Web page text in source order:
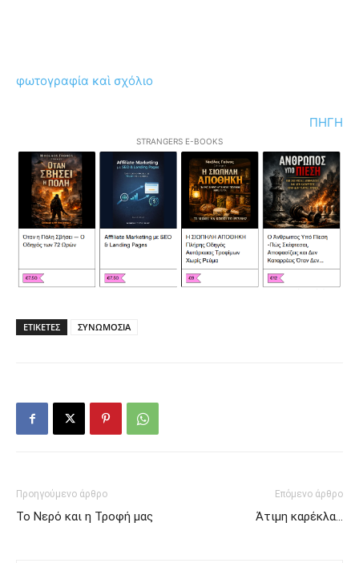
φωτογραφία καὶ σχόλιο
ΠΗΓΗ
STRANGERS E-BOOKS
ΕΤΙΚΕΤΕΣ ΣΥΝΩΜΟΣΙΑ
Προηγούμενο άρθρο
Το Νερό και η Τροφή μας
Επόμενο άρθρο
Άτιμη καρέκλα…